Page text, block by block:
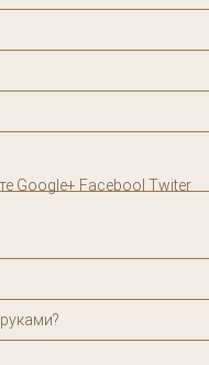
Google+ Facebool Twiter